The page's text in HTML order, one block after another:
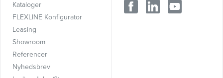
Kataloger
FLEXLINE Konfigurator
Leasing
Showroom
Referencer
Nyhedsbrev